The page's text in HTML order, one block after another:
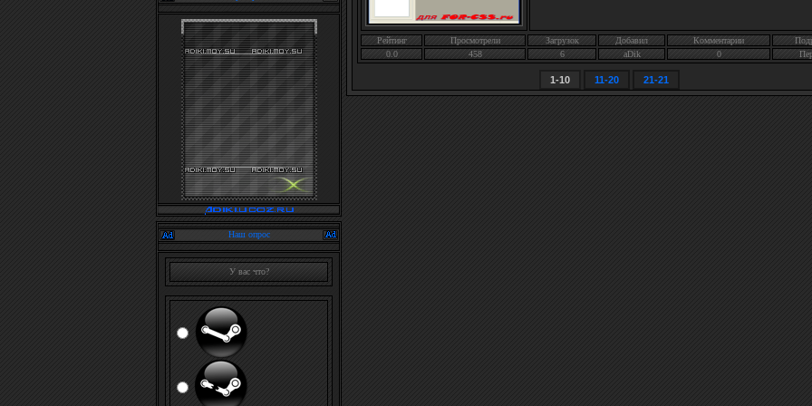
Наш опрос
У вас что?
Рейтинг Просмотрели Загрузок Добавил Комментарии
0.0
458 6 aDik 0
1-10 11-20 21-21